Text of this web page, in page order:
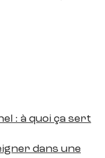
: à quoi ça sert
dans une